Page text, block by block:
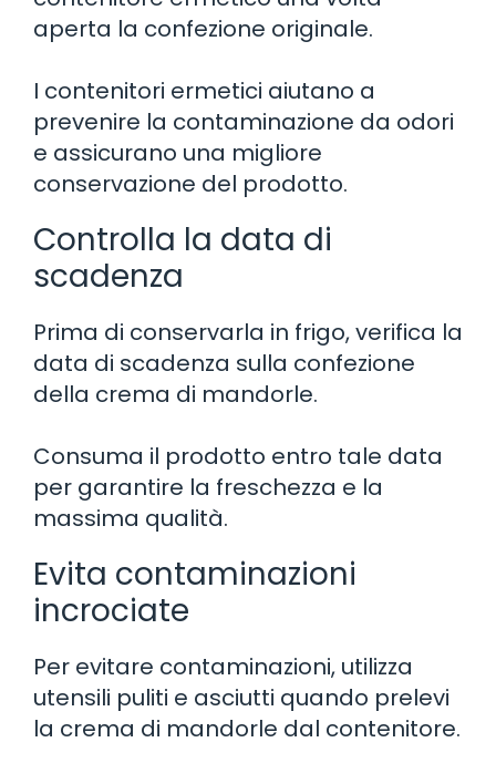
aperta la confezione originale.
I contenitori ermetici aiutano a
prevenire la contaminazione da odori
e assicurano una migliore
conservazione del prodotto.
Controlla la data di
scadenza
Prima di conservarla in frigo, verifica la
data di scadenza sulla confezione
della crema di mandorle.
Consuma il prodotto entro tale data
per garantire la freschezza e la
massima qualità.
Evita contaminazioni
incrociate
Per evitare contaminazioni, utilizza
utensili puliti e asciutti quando prelevi
la crema di mandorle dal contenitore.